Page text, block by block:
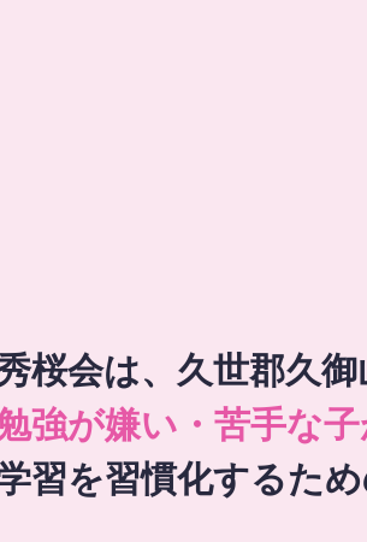
桜会は、久世郡久
強が嫌い・苦手な
習を習慣化するた